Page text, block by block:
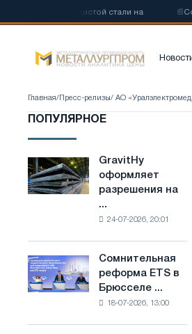
стали на
Главная/ Пресс-релизы/ АО
ПОПУЛЯРНОЕ
GravitHy
оформляет
разрешения
строительство
производству
низкоуглеродистой
основе
GravitHy
оформляет
разрешения на
...
24-07-2026, 20:01
Сомнительная
реформа
ETS
Сомнительная
реформа ETS в
Брюсселе ...
18-07-2026, 13:00